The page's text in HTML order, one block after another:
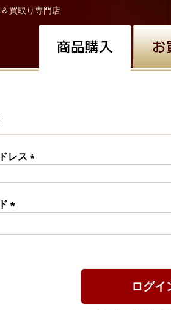
買取り専門店
レス
須)
ログイ